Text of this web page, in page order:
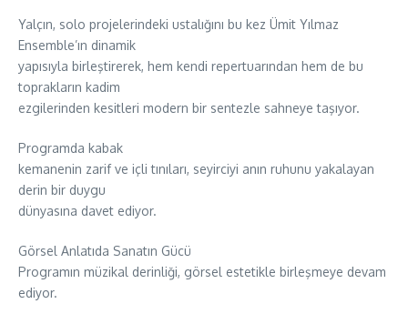
Yalçın, solo projelerindeki ustalığını bu kez Ümit Yılmaz
Ensemble’ın dinamik
yapısıyla birleştirerek, hem kendi repertuarından hem de bu
toprakların kadim
ezgilerinden kesitleri modern bir sentezle sahneye taşıyor.
Programda kabak
kemanenin zarif ve içli tınıları, seyirciyi anın ruhunu yakalayan
derin bir duygu
dünyasına davet ediyor.
Görsel Anlatıda Sanatın Gücü
Programın müzikal derinliği, görsel estetikle birleşmeye devam
ediyor.